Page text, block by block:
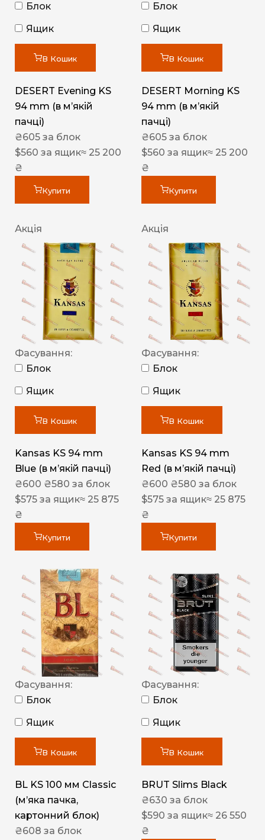
Блок
Ящик
В Кошик
DESERT Evening KS
94 mm (в мʼякій
пачці)
₴605 за блок
$560 за ящик≈ 25 200
₴
Купити
Блок
Ящик
В Кошик
DESERT Morning KS
94 mm (в мʼякій
пачці)
₴605 за блок
$560 за ящик≈ 25 200
₴
Купити
Акція
Фасування:
Блок
Ящик
В Кошик
Kansas KS 94 mm
Blue (в мʼякій пачці)
₴600 ₴580 за блок
$575 за ящик≈ 25 875
₴
Купити
Акція
Фасування:
Блок
Ящик
В Кошик
Kansas KS 94 mm
Red (в мʼякій пачці)
₴600 ₴580 за блок
$575 за ящик≈ 25 875
₴
Купити
Фасування:
Блок
Ящик
В Кошик
BL KS 100 мм Classic
(м’яка пачка,
картонний блок)
₴608 за блок
Фасування:
Блок
Ящик
В Кошик
BRUT Slims Black
₴630 за блок
$590 за ящик≈ 26 550
₴